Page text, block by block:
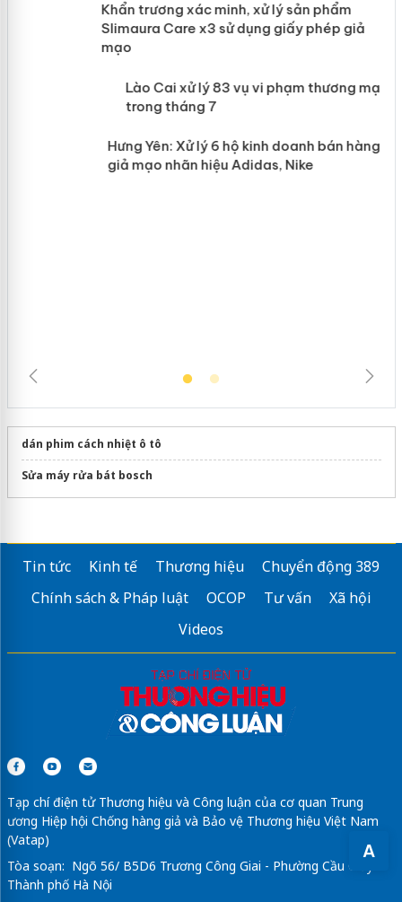
A
Khẩn trương xác minh, xử lý sản phẩm
Slimaura Care x3 sử dụng giấy phép
giả mạo
mại trong tháng 7
dán phim cách nhiệt ô tô
Sửa máy rửa bát bosch
Tin tức Kinh tế Thương hiệu
Chuyển động 389
Chính sách & Pháp luật
OCOP Tư vấn
Xã hội
Videos
Tạp chí điện tử Thương hiệu và Công luận của cơ quan Trung
ương Hiệp hội Chống hàng giả và Bảo vệ Thương hiệu Việt Nam
(Vatap)
Tòa soạn: Ngõ 56/ B5D6 Trương Công Giai - Phường Cầu Giấy -
Thành phố Hà Nội